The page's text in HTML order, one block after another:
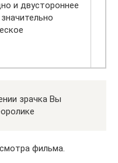
и двустороннее
зрачка Вы
фильма.